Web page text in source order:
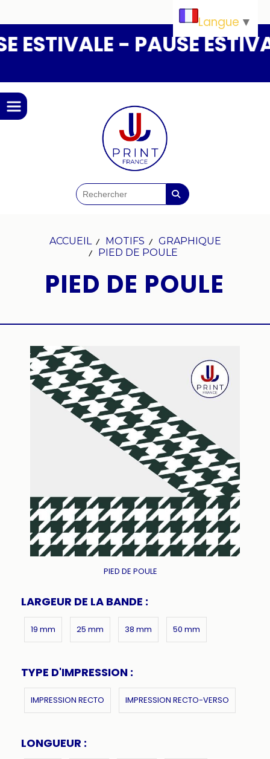
- PAUSE
ACCUEIL MOTIFS
GRAPHIQUE
PIED DE POULE
PIED DE POULE
PIED DE POULE
LARGEUR DE LA BANDE :
19 mm 25 mm 38 mm 50 mm
TYPE D'IMPRESSION :
IMPRESSION RECTO IMPRESSION RECTO-VERSO
LONGUEUR :
Langue ▼